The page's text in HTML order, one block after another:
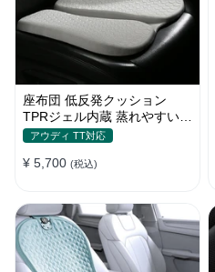
座布団 低反発クッション
TPRジェル内蔵 蒸れやすい方
にお勧め おしり 熱い
アウディ TT対応
¥ 5,700 (税込)